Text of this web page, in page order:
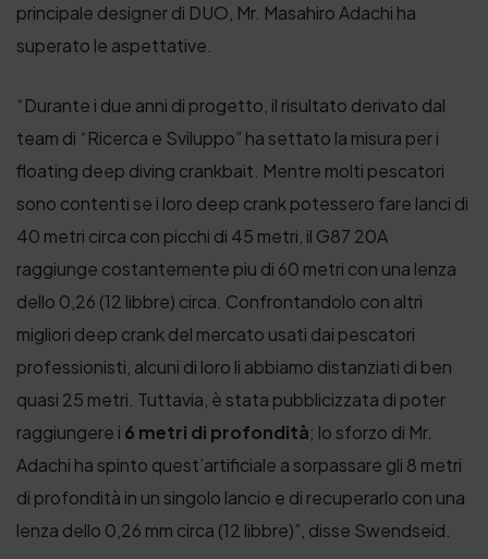
principale designer di DUO, Mr. Masahiro Adachi ha
superato le aspettative.
“Durante i due anni di progetto, il risultato derivato dal
team di “Ricerca e Sviluppo” ha settato la misura per i
floating deep diving crankbait. Mentre molti pescatori
sono contenti se i loro deep crank potessero fare lanci di
40 metri circa con picchi di 45 metri, il G87 20A
raggiunge costantemente piu di 60 metri con una lenza
dello 0,26 (12 libbre) circa. Confrontandolo con altri
migliori deep crank del mercato usati dai pescatori
professionisti, alcuni di loro li abbiamo distanziati di ben
quasi 25 metri. Tuttavia, è stata pubblicizzata di poter
raggiungere i 6 metri di profondità; lo sforzo di Mr.
Adachi ha spinto quest’artificiale a sorpassare gli 8 metri
di profondità in un singolo lancio e di recuperarlo con una
lenza dello 0,26 mm circa (12 libbre)”, disse Swendseid.